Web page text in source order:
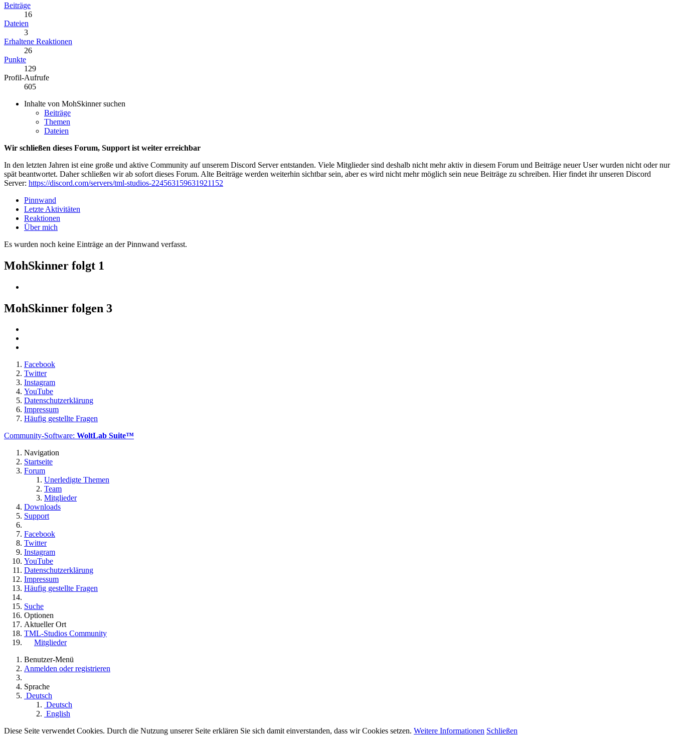
Beiträge
16
Dateien
3
Erhaltene Reaktionen
26
Punkte
129
Profil-Aufrufe
605
Inhalte von MohSkinner suchen
Beiträge
Themen
Dateien
Wir schließen dieses Forum, Support ist weiter erreichbar
In den letzten Jahren ist eine große und aktive Community auf unserem Discord Server entstanden. Viele Mitglieder sind deshalb nicht mehr aktiv in diesem Forum und Beiträge neuer User wurden nicht oder nur
spät beantwortet. Daher schließen wir ab sofort dieses Forum. Alte Beiträge werden weiterhin sichtbar sein, aber es wird nicht mehr möglich sein neue Beiträge zu schreiben. Hier findet ihr unseren Discord
Server: https://discord.com/servers/tml-studios-224563159631921152
Pinnwand
Letzte Aktivitäten
Reaktionen
Über mich
Es wurden noch keine Einträge an der Pinnwand verfasst.
MohSkinner folgt 1
MohSkinner folgen 3
Facebook
Twitter
Instagram
YouTube
Datenschutzerklärung
Impressum
Häufig gestellte Fragen
Community-Software: WoltLab Suite™
Navigation
Startseite
Forum
Unerledigte Themen
Team
Mitglieder
Downloads
Support
Facebook
Twitter
Instagram
YouTube
Datenschutzerklärung
Impressum
Häufig gestellte Fragen
Suche
Optionen
Aktueller Ort
TML-Studios Community
Mitglieder
Benutzer-Menü
Anmelden oder registrieren
Sprache
Deutsch
Deutsch
English
Diese Seite verwendet Cookies. Durch die Nutzung unserer Seite erklären Sie sich damit einverstanden, dass wir Cookies setzen. Weitere Informationen Schließen